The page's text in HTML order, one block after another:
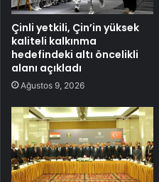
Çinli yetkili, Çin’in yüksek
kaliteli kalkınma
hedefindeki altı öncelikli
alanı açıkladı
Ağustos 9, 2026